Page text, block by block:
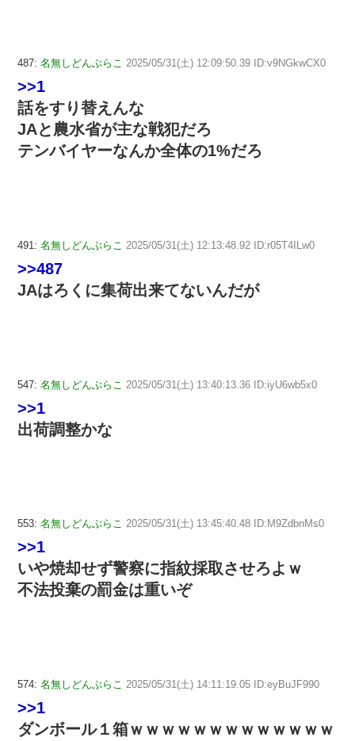
487: 名無しどんぶらこ 2025/05/31(土) 12:09:50.39 ID:v9NGkwCX0
>>1
話をすり替えんな
JAと農水省が主な戦犯だろ
テンバイヤーなんか全体の1%だろ
491: 名無しどんぶらこ 2025/05/31(土) 12:13:48.92 ID:r05T4ILw0
>>487
JAはろくに集荷出来てないんだが
547: 名無しどんぶらこ 2025/05/31(土) 13:40:13.36 ID:iyU6wb5x0
>>1
出荷調整かな
553: 名無しどんぶらこ 2025/05/31(土) 13:45:40.48 ID:M9ZdbnMs0
>>1
いや焼却せず警察に指紋採取させろよｗ
不法投棄の罰金は重いぞ
574: 名無しどんぶらこ 2025/05/31(土) 14:11:19.05 ID:eyBuJF990
>>1
ダンボール１箱ｗｗｗｗｗｗｗｗｗｗｗｗｗ